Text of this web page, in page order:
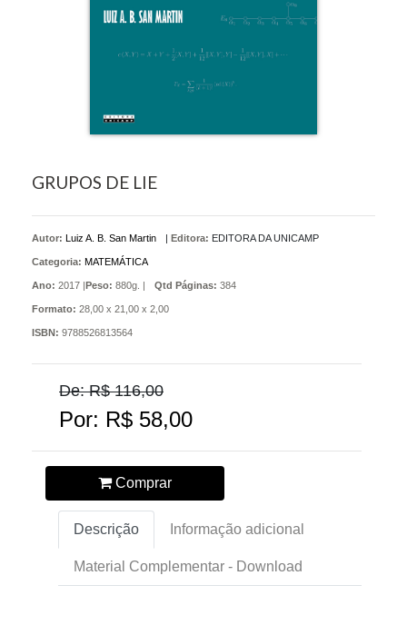
GRUPOS DE LIE
Autor: Luiz A. B. San Martin | Editora: EDITORA DA UNICAMP
Categoria: MATEMÁTICA
Ano: 2017 |Peso: 880g. | Qtd Páginas: 384
Formato: 28,00 x 21,00 x 2,00
ISBN: 9788526813564
De: R$ 116,00
Por: R$ 58,00
Comprar
Descrição Informação adicional
Material Complementar - Download